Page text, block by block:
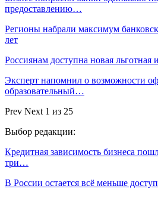
предоставлению…
Регионы набрали максимум
лет
Россиянам доступна новая льготная
Эксперт напомнил о возможности
образовательный…
Prev Next 1 из 25
Выбор редакции:
Кредитная зависимость бизнеса
три…
В России остается всё меньше